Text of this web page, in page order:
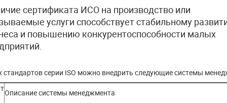
сертификата ИСО на производство или
услуги способствует стабильному
и повышению конкурентоспособности малых
стандартов серии ISO можно внедрить следующие системы
Описание системы менеджмента